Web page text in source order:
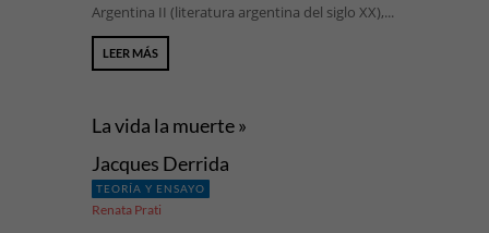
Argentina II (literatura argentina del siglo XX),...
LEER MÁS
La vida la muerte »
Jacques Derrida
TEORÍA Y ENSAYO
Renata Prati